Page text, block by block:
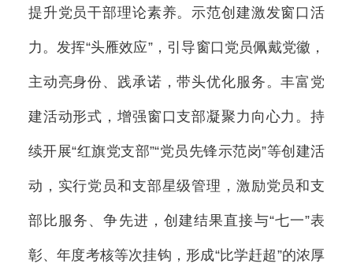
提升党员干部理论素养。示范创建激发窗口活
力。发挥“头雁效应”，引导窗口党员佩戴党徽，
主动亮身份、践承诺，带头优化服务。丰富党
建活动形式，增强窗口支部凝聚力向心力。持
续开展“红旗党支部”“党员先锋示范岗”等创建活
动，实行党员和支部星级管理，激励党员和支
部比服务、争先进，创建结果直接与“七一”表
彰、年度考核等次挂钩，形成“比学赶超”的浓厚